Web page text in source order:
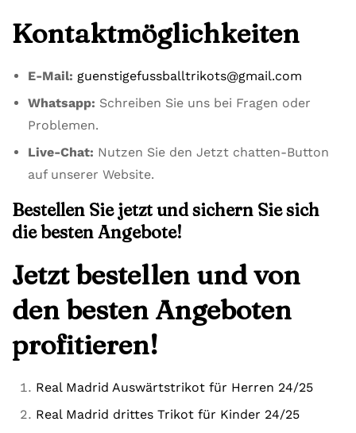
Kontaktmöglichkeiten
E-Mail: guenstigefussballtrikots@gmail.com
Whatsapp: Schreiben Sie uns bei Fragen oder
Problemen.
Live-Chat: Nutzen Sie den Jetzt chatten-Button
auf unserer Website.
Bestellen Sie jetzt und sichern Sie sich
die besten Angebote!
Jetzt bestellen und von
den besten Angeboten
profitieren!
Real Madrid Auswärtstrikot für Herren 24/25
Real Madrid drittes Trikot für Kinder 24/25